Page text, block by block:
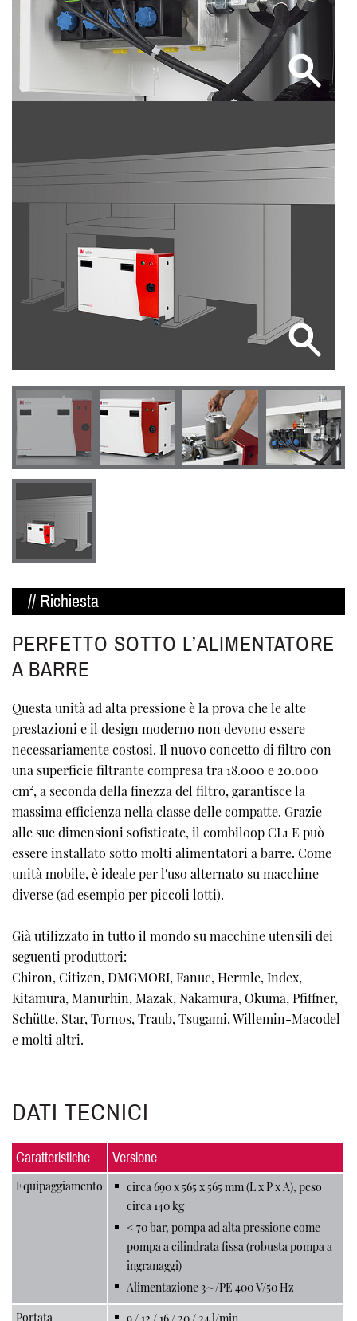
// Richiesta
PERFETTO SOTTO L’ALIMENTATORE
A BARRE
Questa unità ad alta pressione è la prova che le alte
prestazioni e il design moderno non devono essere
necessariamente costosi. Il nuovo concetto di filtro con
una superficie filtrante compresa tra 18.000 e 20.000
cm², a seconda della finezza del filtro, garantisce la
massima efficienza nella classe delle compatte. Grazie
alle sue dimensioni sofisticate, il combiloop CL1 E può
essere installato sotto molti alimentatori a barre. Come
unità mobile, è ideale per l'uso alternato su macchine
diverse (ad esempio per piccoli lotti).
Già utilizzato in tutto il mondo su macchine utensili dei
seguenti produttori:
Chiron, Citizen, DMGMORI, Fanuc, Hermle, Index,
Kitamura, Manurhin, Mazak, Nakamura, Okuma, Pfiffner,
Schütte, Star, Tornos, Traub, Tsugami, Willemin-Macodel
e molti altri.
DATI TECNICI
Caratteristiche Versione
Equipaggiamento
circa 690 x 565 x 565 mm (L x P x A), peso
circa 140 kg
< 70 bar, pompa ad alta pressione come
pompa a cilindrata fissa (robusta pompa a
ingranaggi)
Alimentazione 3∼/PE 400 V/50 Hz
Portata
9 / 12 / 16 / 20 / 24 l/min